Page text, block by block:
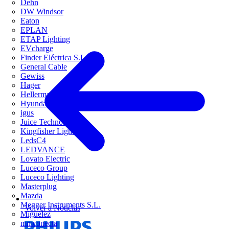
Dehn
DW Windsor
Eaton
EPLAN
ETAP Lighting
EVcharge
Finder Eléctrica S.L.U
General Cable
Gewiss
Hager
HellermannTyton
Hyundai Electric
igus
Juice Technology
Kingfisher Lighting
LedsC4
LEDVANCE
Lovato Electric
Luceco Group
Luceco Lighting
Masterplug
Mazda
Megger Instruments S.L.
Miguélez
mmconecta
Volver a Noticias